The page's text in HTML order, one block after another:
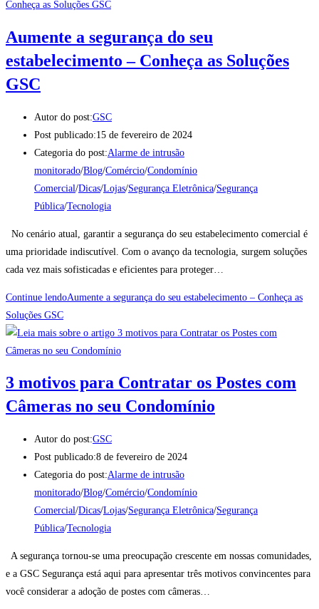
Aumente a segurança do seu
estabelecimento – Conheça as Soluções
GSC
Autor do post:GSC
Post publicado:15 de fevereiro de 2024
Categoria do post:Alarme de intrusão
monitorado/Blog/Comércio/Condomínio
Comercial/Dicas/Lojas/Segurança Eletrônica/Segurança
Pública/Tecnologia
No cenário atual, garantir a segurança do seu estabelecimento comercial é
uma prioridade indiscutível. Com o avanço da tecnologia, surgem soluções
cada vez mais sofisticadas e eficientes para proteger…
Continue lendoAumente a segurança do seu estabelecimento – Conheça as
Soluções GSC
3 motivos para Contratar os Postes com
Câmeras no seu Condomínio
Autor do post:GSC
Post publicado:8 de fevereiro de 2024
Categoria do post:Alarme de intrusão
monitorado/Blog/Comércio/Condomínio
Comercial/Dicas/Lojas/Segurança Eletrônica/Segurança
Pública/Tecnologia
A segurança tornou-se uma preocupação crescente em nossas comunidades,
e a GSC Segurança está aqui para apresentar três motivos convincentes para
você considerar a adoção de postes com câmeras…